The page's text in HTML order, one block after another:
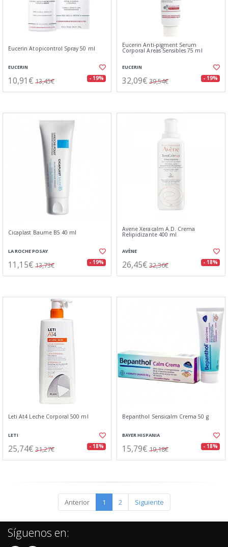
Eucerin Atopicontrol Spray 50 ml
EUCERIN
10,91€ 13,45€ - 19%
Eucerin Anti-pigment Serum
Corporal Areas Sensibles 75 ml
EUCERIN
32,09€ 39,54€ - 19%
Cicaplast Baume B5 40 ml
LA ROCHE POSAY
11,15€ 13,73€ - 19%
Avene Xeracalm A.D. Crema
Relipidizante 400 ml
AVÈNE
26,45€ 32,36€ - 18%
Leti At4 Leche Corporal 500 ml
LETI
25,74€ 31,27€ - 18%
Bepanthol Sensicalm Crema 50 g
BAYER HISPANIA
15,79€ 19,18€ - 18%
Anterior 1 2 Siguiente
Síguenos en: